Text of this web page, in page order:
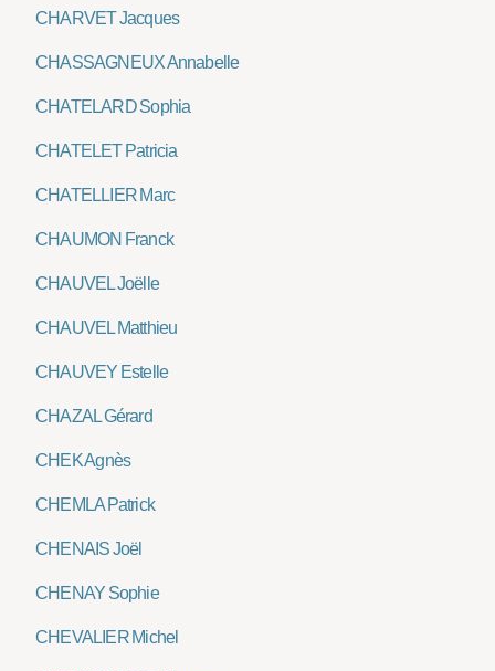
CHARVET Jacques
CHASSAGNEUX Annabelle
CHATELARD Sophia
CHATELET Patricia
CHATELLIER Marc
CHAUMON Franck
CHAUVEL Joëlle
CHAUVEL Matthieu
CHAUVEY Estelle
CHAZAL Gérard
CHEK Agnès
CHEMLA Patrick
CHENAIS Joël
CHENAY Sophie
CHEVALIER Michel